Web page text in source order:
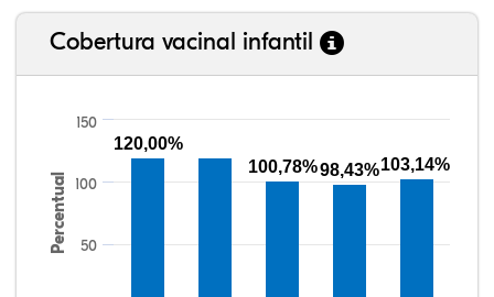
Cobertura vacinal infantil
Percentual 50
100
150
120,00%
100,78%98,43%103,14%